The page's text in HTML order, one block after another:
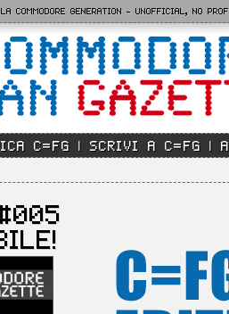
COMMODORE GENERATION - UNOFFICIAL, NO
C=FG SCRIVI A C=FG
#005